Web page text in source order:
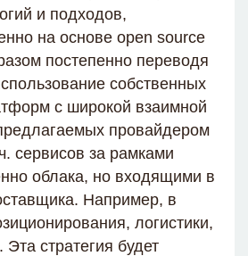
и подходов,
на основе open source
постепенно переводя
собственных
с широкой взаимной
провайдером
сервисов за рамками
облака, но входящими в
Например, в
логистики,
Эта стратегия будет